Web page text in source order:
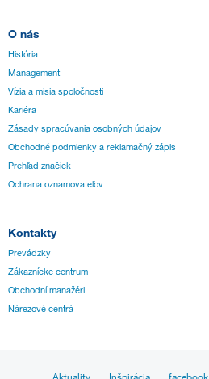
O nás
História
Management
Vízia a misia spoločnosti
Kariéra
Zásady spracúvania osobných údajov
Obchodné podmienky a reklamačný zápis
Prehľad značiek
Ochrana oznamovateľov
Kontakty
Prevádzky
Zákaznícke centrum
Obchodní manažéri
Nárezové centrá